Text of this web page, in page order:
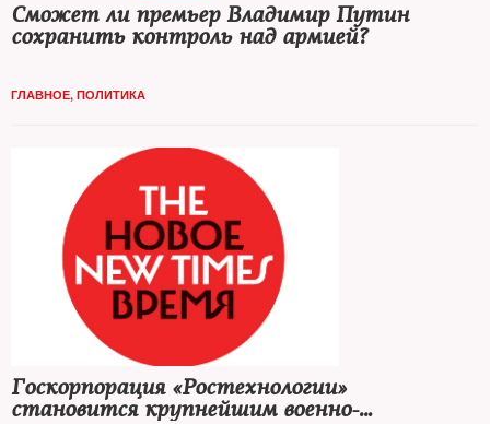
Сможет ли премьер Владимир Путин
сохранить контроль над армией?
ГЛАВНОЕ, ПОЛИТИКА
Госкорпорация «Ростехнологии»
становится крупнейшим военно-